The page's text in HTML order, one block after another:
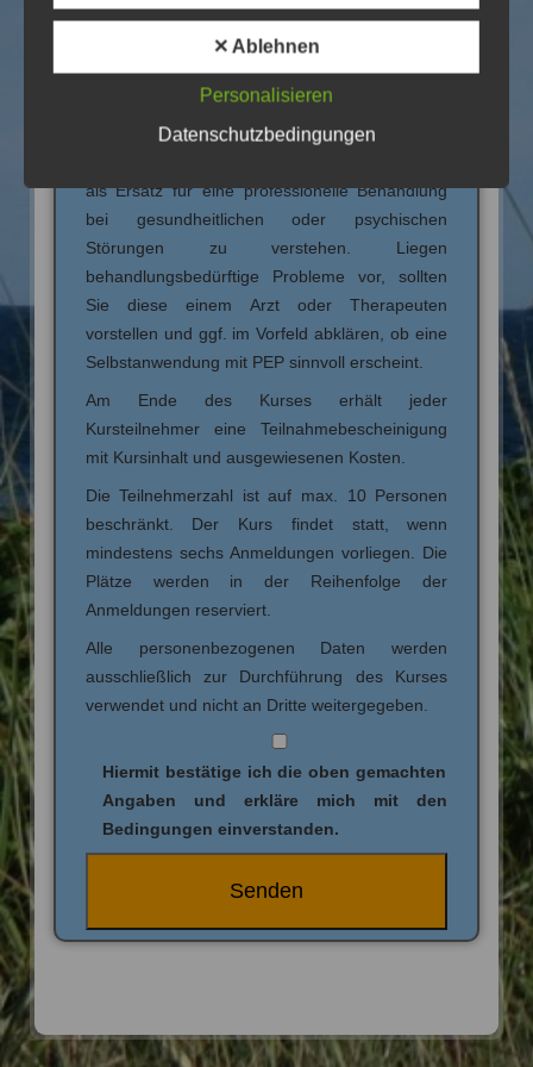
Verantwortung.
Der Kursinhalt dient ausschließlich zur
Selbstanwendung (Selbsterfahrung mit
Klopftechniken) und berechtigt nicht dazu Dritte
zu behandeln oder zu coachen! Die im Kurs
als Ersatz für eine professionelle Behandlung
bei gesundheitlichen oder psychischen
Störungen zu verstehen. Liegen
behandlungsbedürftige Probleme vor, sollten
Sie diese einem Arzt oder Therapeuten
vorstellen und ggf. im Vorfeld abklären, ob eine
Selbstanwendung mit PEP sinnvoll erscheint.
Am Ende des Kurses erhält jeder
Kursteilnehmer eine Teilnahmebescheinigung
mit Kursinhalt und ausgewiesenen Kosten.
Die Teilnehmerzahl ist auf max. 10 Personen
beschränkt. Der Kurs findet statt, wenn
mindestens sechs Anmeldungen vorliegen. Die
Plätze werden in der Reihenfolge der
Anmeldungen reserviert.
Alle personenbezogenen Daten werden
ausschließlich zur Durchführung des Kurses
verwendet und nicht an Dritte weitergegeben.
Hiermit bestätige ich die oben gemachten
Angaben und erkläre mich mit den
Bedingungen einverstanden.
✕ Ablehnen
Personalisieren
Datenschutzbedingungen